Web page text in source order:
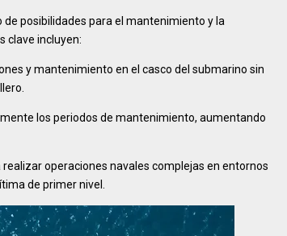
posibilidades para el mantenimiento y la
clave incluyen:
y mantenimiento en el casco del submarino sin
los periodos de mantenimiento, aumentando
operaciones navales complejas en entornos
de primer nivel.